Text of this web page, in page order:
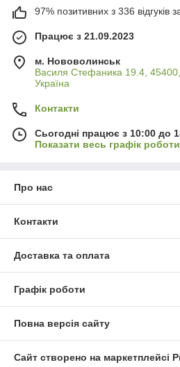
97% позитивних з 336 відгуків
Працює з 21.09.2023
м. Нововолинськ
Василя Стефаника 19.4,
Україна
Контакти
Сьогодні працює з 10:00 до
Показати весь графік роботи
Про нас
Контакти
Доставка та оплата
Графік роботи
Повна версія сайту
Сайт створено на маркетплейсі